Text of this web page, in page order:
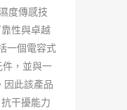
度傳感技
性與卓越
一個電容式
，並與一
因此該產品
干擾能力